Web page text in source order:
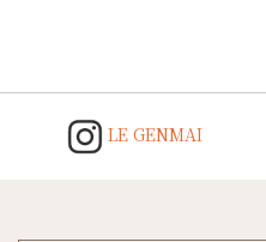
LE GENMAI